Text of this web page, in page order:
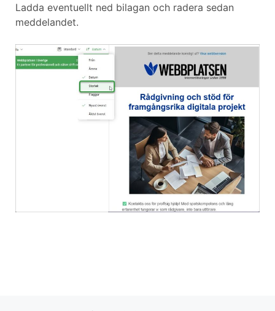
Ladda eventuellt ned bilagan och radera sedan
meddelandet.